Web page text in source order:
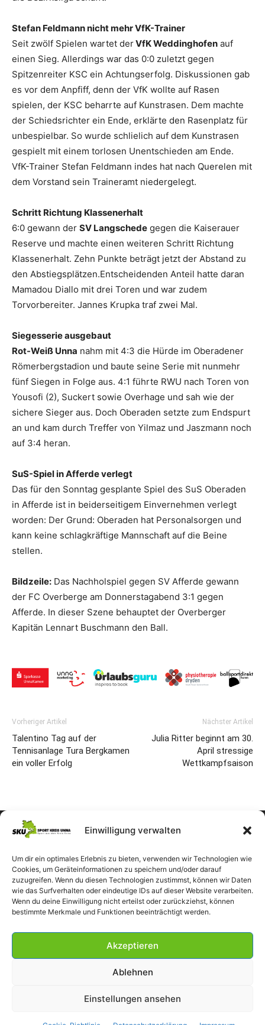
Einwilligung verwalten
Um dir ein optimales Erlebnis zu bieten, verwenden wir Technologien wie
Cookies, um Geräteinformationen zu speichern und/oder darauf
zuzugreifen. Wenn du diesen Technologien zustimmst, können wir Daten
wie das Surfverhalten oder eindeutige IDs auf dieser Website verarbeiten.
Wenn du deine Einwilligung nicht erteilst oder zurückziehst, können
bestimmte Merkmale und Funktionen beeinträchtigt werden.
Akzeptieren
Ablehnen
Einstellungen ansehen
Stefan Feldmann nicht mehr VfK-Trainer
Seit zwölf Spielen wartet derVfK Weddinghofen auf
einen Sieg. Allerdings war das 0:0 zuletzt gegen
Spitzenreiter KSC ein Achtungserfolg. Diskussionen gab
es vor dem Anpfiff, denn der VfK wollte auf Rasen
spielen, der KSC beharrte auf Kunstrasen. Dem machte
der Schiedsrichter ein Ende, erklärte den Rasenplatz für
unbespielbar. So wurde schlielich auf dem Kunstrasen
gespielt mit einem torlosen Unentschieden am Ende.
VfK-Trainer Stefan Feldmann indes hat nach Querelen mit
dem Vorstand sein Traineramt niedergelegt.
Schritt Richtung Klassenerhalt
6:0 gewann der SV Langschede gegen die Kaiserauer
Reserve und machte einen weiteren Schritt Richtung
Klassenerhalt. Zehn Punkte beträgt jetzt der Abstand zu
den Abstiegsplätzen.Entscheidenden Anteil hatte daran
Mamadou Diallo mit drei Toren und war zudem
Torvorbereiter. Jannes Krupka traf zwei Mal.
Siegesserie ausgebaut
Rot-Weiß Unna nahm mit 4:3 die Hürde im Oberadener
Römerbergstadion und baute seine Serie mit nunmehr
fünf Siegen in Folge aus. 4:1 führte RWU nach Toren von
Yousofi (2), Suckert sowie Overhage und sah wie der
sichere Sieger aus. Doch Oberaden setzte zum Endspurt
an und kam durch Treffer von Yilmaz und Jaszmann noch
auf 3:4 heran.
SuS-Spiel in Afferde verlegt
Das für den Sonntag gesplante Spiel des SuS Oberaden
in Afferde ist in beiderseitigem Einvernehmen verlegt
worden: Der Grund: Oberaden hat Personalsorgen und
kann keine schlagkräftige Mannschaft auf die Beine
stellen.
Bildzeile: Das Nachholspiel gegen SV Afferde gewann
der FC Overberge am Donnerstagabend 3:1 gegen
Afferde. In dieser Szene behauptet der Overberger
Kapitän Lennart Buschmann den Ball.
Vorheriger Artikel
Talentino Tag auf der
Tennisanlage Tura Bergkamen
ein voller Erfolg
Nächster Artikel
Julia Ritter beginnt am 30.
April stressige
Wettkampfsaison
Datenschutzerklärung